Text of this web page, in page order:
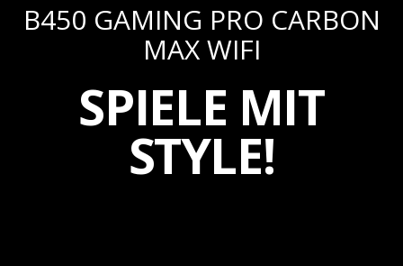
B450 GAMING PRO CARBON
MAX WIFI
SPIELE MIT
STYLE!